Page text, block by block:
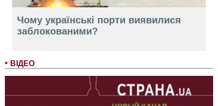
ВІДЕО
Чому українські порти виявилися
заблокованими?